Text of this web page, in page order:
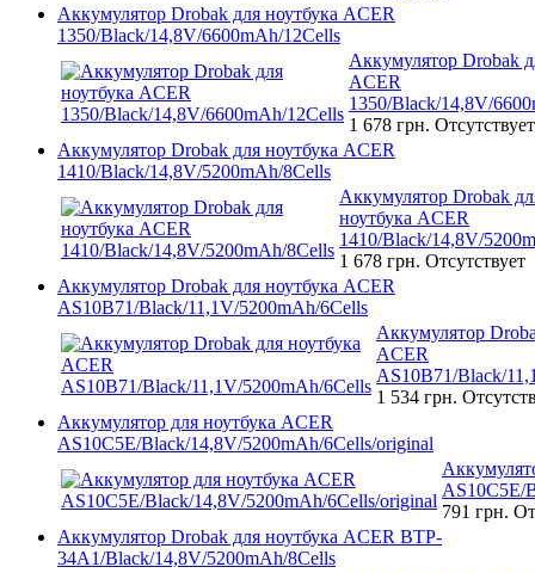
Аккумулятор Drobak для ноутбука ACER
1350/Black/14,8V/6600mAh/12Cells
Аккумулятор Drobak
ACER
1350/Black/14,8V/
1 678 грн. Отсутствует
Аккумулятор Drobak для ноутбука ACER
1410/Black/14,8V/5200mAh/8Cells
Аккумулятор Drobak
ноутбука ACER
1410/Black/14,8V/
1 678 грн. Отсутствует
Аккумулятор Drobak для ноутбука ACER
AS10B71/Black/11,1V/5200mAh/6Cells
Аккумулятор
ACER
AS10B71/Black/
1 534 грн.
Аккумулятор для ноутбука ACER
AS10C5E/Black/14,8V/5200mAh/6Cells/original
AS10C5E/
791 грн.
Аккумулятор Drobak для ноутбука ACER BTP-
34A1/Black/14,8V/5200mAh/8Cells